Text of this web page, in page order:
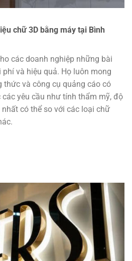
chữ 3D bằng máy tại Bình
các doanh nghiệp những bài
và hiệu quả. Họ luôn mong
thức và công cụ quảng cáo có
yêu cầu như tính thẩm mỹ, độ
có thể so với các loại chữ